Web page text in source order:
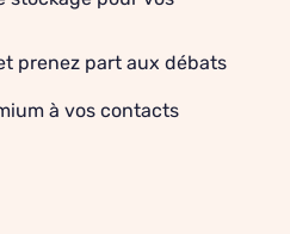
prenez part aux débats
à vos contacts